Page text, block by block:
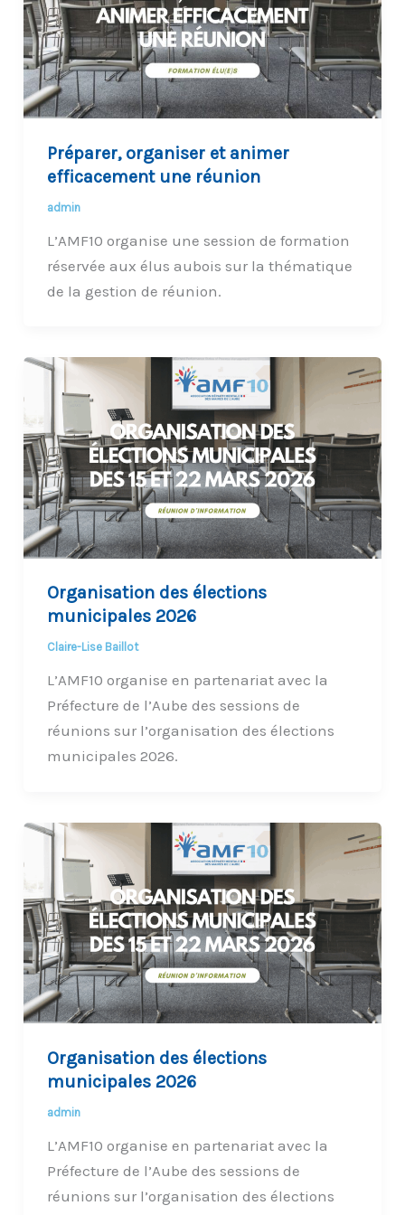
Préparer, organiser et animer
efficacement une réunion
admin
L’AMF10 organise une session de formation
réservée aux élus aubois sur la thématique
de la gestion de réunion.
Organisation des élections
municipales 2026
Claire-Lise Baillot
L’AMF10 organise en partenariat avec la
Préfecture de l’Aube des sessions de
réunions sur l’organisation des élections
municipales 2026.
Organisation des élections
municipales 2026
admin
L’AMF10 organise en partenariat avec la
Préfecture de l’Aube des sessions de
réunions sur l’organisation des élections